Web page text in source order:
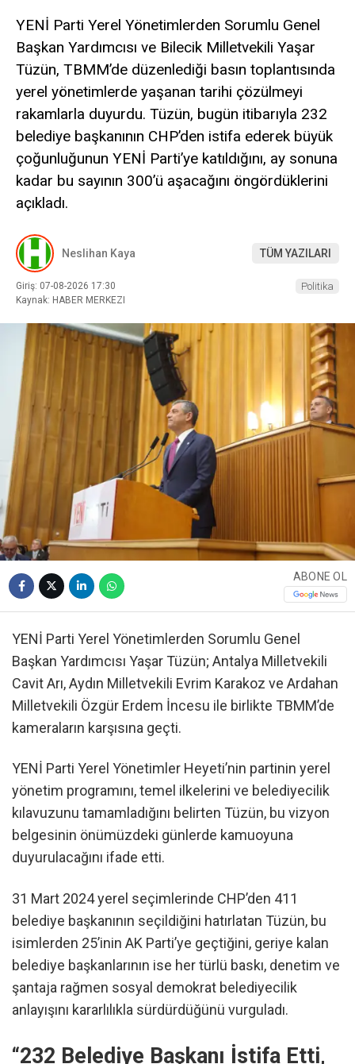
YENİ Parti Yerel Yönetimlerden Sorumlu Genel
Başkan Yardımcısı ve Bilecik Milletvekili Yaşar
Tüzün, TBMM’de düzenlediği basın toplantısında
yerel yönetimlerde yaşanan tarihi çözülmeyi
rakamlarla duyurdu. Tüzün, bugün itibarıyla 232
belediye başkanının CHP’den istifa ederek büyük
çoğunluğunun YENİ Parti’ye katıldığını, ay sonuna
kadar bu sayının 300’ü aşacağını öngördüklerini
açıkladı.
Neslihan Kaya TÜM YAZILARI
Giriş: 07-08-2026 17:30
Kaynak: HABER MERKEZI
Politika
ABONE OL
YENİ Parti Yerel Yönetimlerden Sorumlu Genel
Başkan Yardımcısı Yaşar Tüzün; Antalya Milletvekili
Cavit Arı, Aydın Milletvekili Evrim Karakoz ve Ardahan
Milletvekili Özgür Erdem İncesu ile birlikte TBMM’de
kameraların karşısına geçti.
YENİ Parti Yerel Yönetimler Heyeti’nin partinin yerel
yönetim programını, temel ilkelerini ve belediyecilik
kılavuzunu tamamladığını belirten Tüzün, bu vizyon
belgesinin önümüzdeki günlerde kamuoyuna
duyurulacağını ifade etti.
31 Mart 2024 yerel seçimlerinde CHP’den 411
belediye başkanının seçildiğini hatırlatan Tüzün, bu
isimlerden 25’inin AK Parti’ye geçtiğini, geriye kalan
belediye başkanlarının ise her türlü baskı, denetim ve
şantaja rağmen sosyal demokrat belediyecilik
anlayışını kararlılıkla sürdürdüğünü vurguladı.
“232 Belediye Başkanı İstifa Etti,